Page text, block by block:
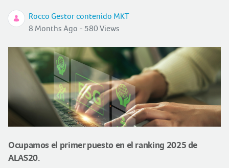
Rocco Gestor contenido MKT
8 Months Ago - 580 Views
Ocupamos el primer puesto en el ranking 2025 de
ALAS20.